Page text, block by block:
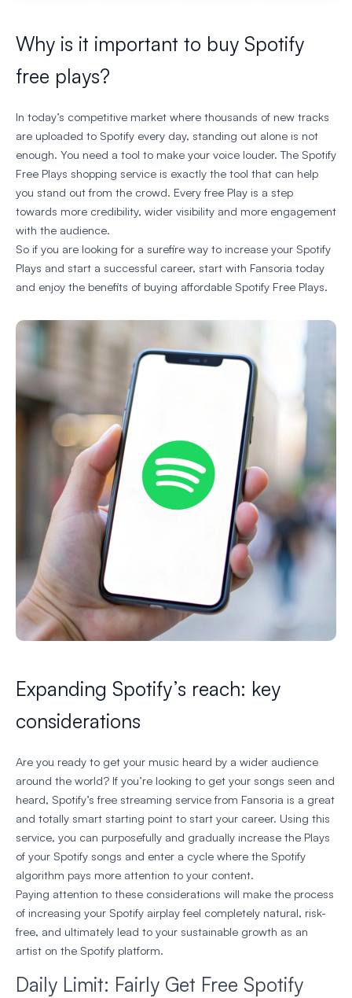
Why is it important to buy Spotify
free plays?
In today’s competitive market where thousands of new tracks
are uploaded to Spotify every day, standing out alone is not
enough. You need a tool to make your voice louder. The Spotify
Free Plays shopping service is exactly the tool that can help
you stand out from the crowd. Every free Play is a step
towards more credibility, wider visibility and more engagement
with the audience.
So if you are looking for a surefire way to increase your Spotify
Plays and start a successful career, start with Fansoria today
and enjoy the benefits of buying affordable Spotify Free Plays.
Expanding Spotify’s reach: key
considerations
Are you ready to get your music heard by a wider audience
around the world? If you’re looking to get your songs seen and
heard, Spotify’s free streaming service from Fansoria is a great
and totally smart starting point to start your career. Using this
service, you can purposefully and gradually increase the Plays
of your Spotify songs and enter a cycle where the Spotify
algorithm pays more attention to your content.
Paying attention to these considerations will make the process
of increasing your Spotify airplay feel completely natural, risk-
free, and ultimately lead to your sustainable growth as an
artist on the Spotify platform.
Daily Limit: Fairly Get Free Spotify